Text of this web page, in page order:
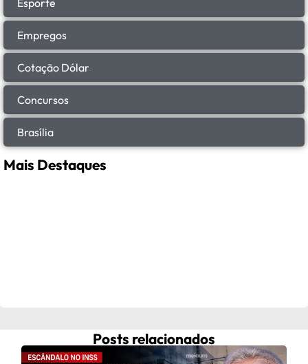
Esporte
Empregos
Cotação Dólar
Concursos
Brasília
Mais Destaques
Posts relacionados